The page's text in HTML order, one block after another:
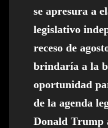
se apresura a
legislativo
receso de
brindaría a la
oportunidad
de la agenda
Donald Trump